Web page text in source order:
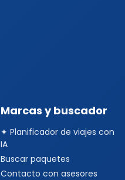
Marcas y buscador
✦ Planificador de viajes con
IA
Buscar paquetes
Contacto con asesores